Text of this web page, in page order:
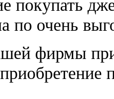
покупать
по очень
фирмы